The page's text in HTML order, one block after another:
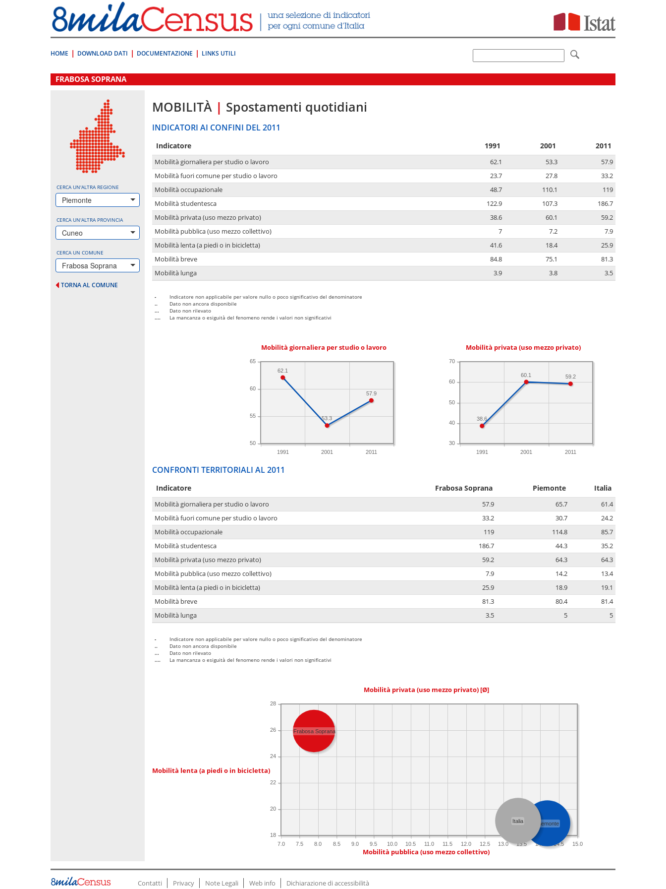
direttamente
a:
Contenuto
HOME DOWNLOAD DATI DOCUMENTAZIONE LINKS UTILI
.
FRABOSA SOPRANA
CERCA UN'ALTRA REGIONE
Piemonte
CERCA UN'ALTRA PROVINCIA
Cuneo
CERCA UN COMUNE
Frabosa Soprana
TORNA AL COMUNE
MOBILITÀ | Spostamenti quotidiani
INDICATORI AI CONFINI DEL 2011
Indicatore 1991 2001 2011
Mobilità giornaliera per studio o lavoro 62.1 53.3
57.9
Mobilità fuori comune per studio o lavoro
23.7 27.8
33.2
Mobilità occupazionale
48.7 110.1
119
Mobilità studentesca
122.9 107.3
186.7
Mobilità privata (uso mezzo privato)
38.6 60.1
59.2
Mobilità pubblica (uso mezzo collettivo)
7 7.2
7.9
Mobilità lenta (a piedi o in bicicletta)
41.6 18.4
25.9
Mobilità breve
84.8 75.1
81.3
Mobilità lunga
3.9 3.8 3.5
-
Indicatore non applicabile per valore nullo o poco significativo del denominatore
..
Dato non ancora disponibile
...
Dato non rilevato
....
La mancanza o esiguità del fenomeno rende i valori non significativi
Mobilità giornaliera per studio o lavoro
1991 2001 2011
50
55
60
65
57.9
53.3
62.1
Mobilità privata (uso mezzo privato)
1991 2001 2011
30
40
50
60
70
59.2
60.1
38.6
CONFRONTI TERRITORIALI AL 2011
Indicatore Frabosa Soprana Piemonte Italia
Mobilità giornaliera per studio o lavoro 57.9 65.7
61.4
Mobilità fuori comune per studio o lavoro
33.2 30.7
24.2
Mobilità occupazionale
119 114.8
85.7
Mobilità studentesca
186.7 44.3
35.2
Mobilità privata (uso mezzo privato)
59.2 64.3
64.3
Mobilità pubblica (uso mezzo collettivo)
7.9 14.2
13.4
Mobilità lenta (a piedi o in bicicletta)
25.9 18.9
19.1
Mobilità breve
81.3 80.4
81.4
Mobilità lunga
3.5 5 5
-
Indicatore non applicabile per valore nullo o poco significativo del denominatore
..
Dato non ancora disponibile
...
Dato non rilevato
....
La mancanza o esiguità del fenomeno rende i valori non significativi
Mobilità privata (uso mezzo privato) [Ø]
Mobilità lenta (a piedi o in bicicletta)
7.0 7.5 8.0 8.5 9.0 9.5 10.0 10.5 11.0 11.5 12.0 12.5 13.0 13.5 14.0 14.5 15.0
18
20
22
24
26
28
Piemonte
Italia
Frabosa Soprana
Mobilità pubblica (uso mezzo collettivo)
Contatti Privacy Note Legali Web info Dichiarazione di accessibilità